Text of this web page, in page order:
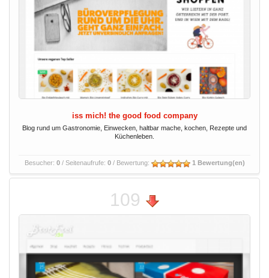
iss mich! the good food company
Blog rund um Gastronomie, Einwecken, haltbar mache, kochen, Rezepte und
Küchenleben.
Besucher: 0/ Seitenaufrufe: 0/ Bewertung: 1 Bewertung(en)
109